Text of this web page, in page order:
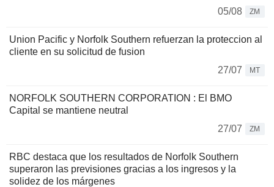
05/08
ZM
Union Pacific y Norfolk Southern refuerzan la proteccion al
cliente en su solicitud de fusion
27/07
MT
NORFOLK SOUTHERN CORPORATION : El BMO
Capital se mantiene neutral
27/07
ZM
RBC destaca que los resultados de Norfolk Southern
superaron las previsiones gracias a los ingresos y la
solidez de los márgenes